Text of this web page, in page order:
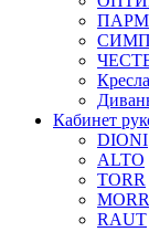
ПАРМ
Кресла
Кабинет
DIONI
ALTO
TORR
RAUT